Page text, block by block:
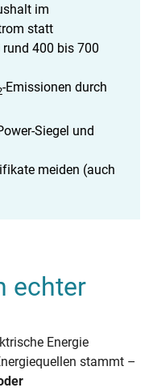
im
statt
400 bis 700
-Emissionen durch
Siegel und
meiden (auch
echter
Energie
stammt –